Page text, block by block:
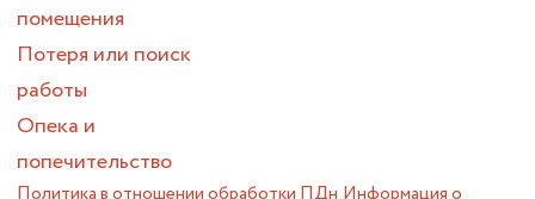
помещения
Потеря или поиск
работы
Опека и
попечительство
Политика в отношении обработки ПДн Информация о